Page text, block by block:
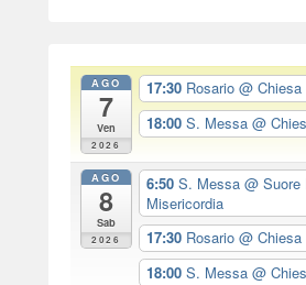
AGO
7
Ven
2026
17:30 Rosario @
18:00 S. Messa @
AGO
8
Sab
2026
6:50 S. Messa @ Suore
Misericordia
17:30 Rosario @
18:00 S. Messa @